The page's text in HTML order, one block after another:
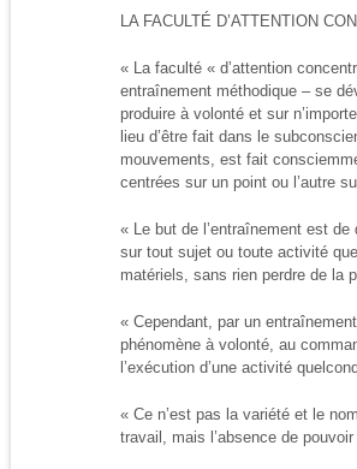
LA FACULTÉ D’ATTENTION
« La faculté « d’attention
entraînement méthodique – se
produire à volonté et sur
lieu d’être fait dans le
mouvements, est fait
centrées sur un point ou l’autre
« Le but de l’entraînement est
sur tout sujet ou toute activité
matériels, sans rien perdre de la
« Cependant, par un
phénomène à volonté, au
l’exécution d’une activité
« Ce n’est pas la variété et le
travail, mais l’absence de